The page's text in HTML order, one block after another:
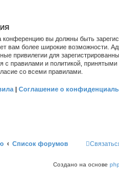
конференцию вы должны быть
вам более широкие возможности.
привилегии для
с правилами и политикой,
со всеми правилами.
| Соглашение о
Список форумов
Создано на основе